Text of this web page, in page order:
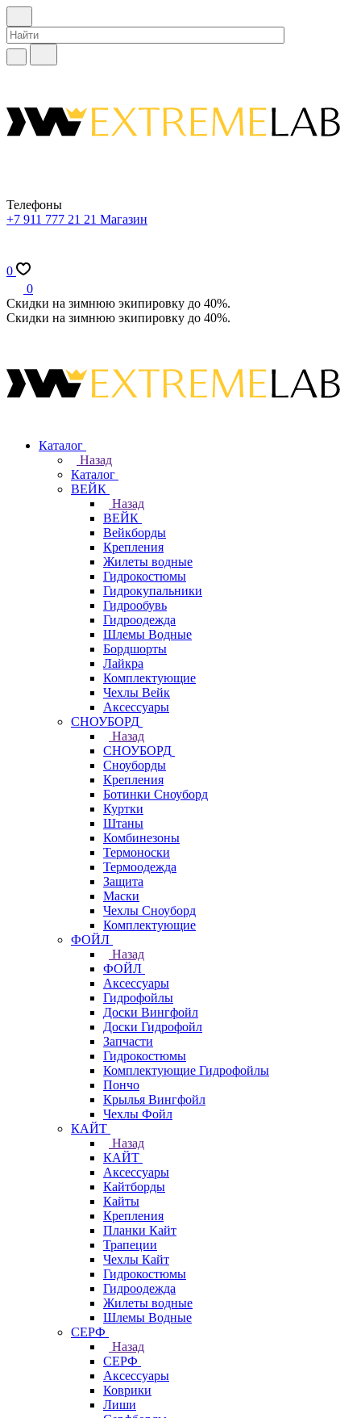
Телефоны
+7 911 777 21 21 Магазин
0
0
Скидки на зимнюю экипировку до 40%.
Скидки на зимнюю экипировку до 40%.
Каталог
Назад
Каталог
ВЕЙК
Назад
ВЕЙК
Вейкборды
Крепления
Жилеты водные
Гидрокостюмы
Гидрокупальники
Гидрообувь
Гидроодежда
Шлемы Водные
Бордшорты
Лайкра
Комплектующие
Чехлы Вейк
Аксессуары
СНОУБОРД
Назад
СНОУБОРД
Сноуборды
Крепления
Ботинки Сноуборд
Куртки
Штаны
Комбинезоны
Термоноски
Термоодежда
Защита
Маски
Чехлы Сноуборд
Комплектующие
ФОЙЛ
Назад
ФОЙЛ
Аксессуары
Гидрофойлы
Доски Вингфойл
Доски Гидрофойл
Запчасти
Гидрокостюмы
Комплектующие Гидрофойлы
Пончо
Крылья Вингфойл
Чехлы Фойл
КАЙТ
Назад
КАЙТ
Аксессуары
Кайтборды
Кайты
Крепления
Планки Кайт
Трапеции
Чехлы Кайт
Гидрокостюмы
Гидроодежда
Жилеты водные
Шлемы Водные
СЕРФ
Назад
СЕРФ
Аксессуары
Коврики
Лиши